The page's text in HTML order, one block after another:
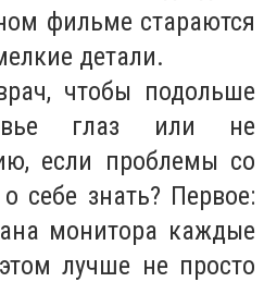
фильме стараются
детали.
чтобы подольше
глаз или не
если проблемы со
себе знать? Первое:
монитора каждые
лучше не просто